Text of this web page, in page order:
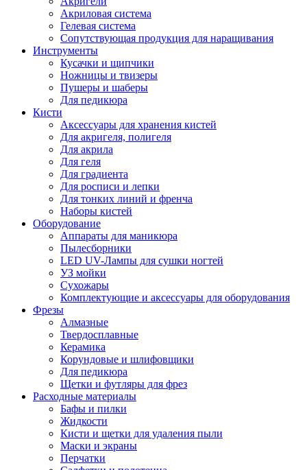
Акриловая система
Гелевая система
Сопутствующая продукция для наращивания
Инструменты
Кусачки и щипчики
Ножницы и твизеры
Пушеры и шаберы
Для педикюра
Кисти
Аксессуары для хранения кистей
Для акригеля, полигеля
Для акрила
Для геля
Для градиента
Для росписи и лепки
Для тонких линий и френча
Наборы кистей
Оборудование
Аппараты для маникюра
Пылесборники
LED UV-Лампы для сушки ногтей
УЗ мойки
Сухожары
Комплектующие и аксессуары для оборудования
Фрезы
Алмазные
Твердосплавные
Керамика
Корундовые и шлифовщики
Для педикюра
Щетки и футляры для фрез
Расходные материалы
Бафы и пилки
Жидкости
Кисти и щетки для удаления пыли
Маски и экраны
Перчатки